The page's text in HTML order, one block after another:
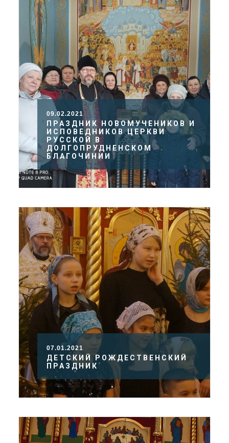
09.02.2021
ПРАЗДНИК НОВОМУЧЕНИКОВ И
ИСПОВЕДНИКОВ ЦЕРКВИ
РУССКОЙ В
ДОЛГОПРУДНЕНСКОМ
БЛАГОЧИНИИ
07.01.2021
ДЕТСКИЙ РОЖДЕСТВЕНСКИЙ
ПРАЗДНИК